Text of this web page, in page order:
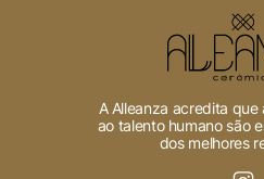
A Alleanza acredita
ao talento humano são
dos melhores